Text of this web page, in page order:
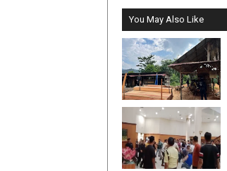
You May Also Like